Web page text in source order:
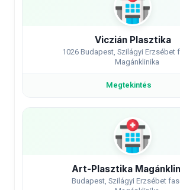
Viczián Plasztika
1026 Budapest, Szilágyi Erzsébet
Magánklinika
Megtekintés
Art-Plasztika
Budapest, Szilágyi Erzsébet